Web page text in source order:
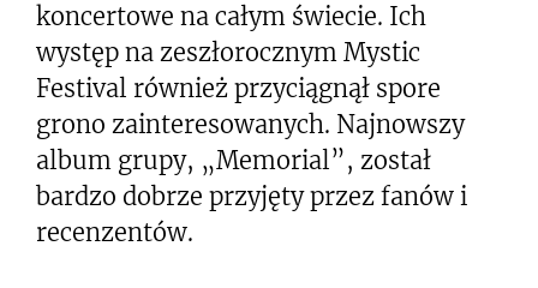
koncertowe na całym świecie. Ich
występ na zeszłorocznym Mystic
Festival również przyciągnął spore
grono zainteresowanych. Najnowszy
album grupy, „Memorial”, został
bardzo dobrze przyjęty przez fanów i
recenzentów.